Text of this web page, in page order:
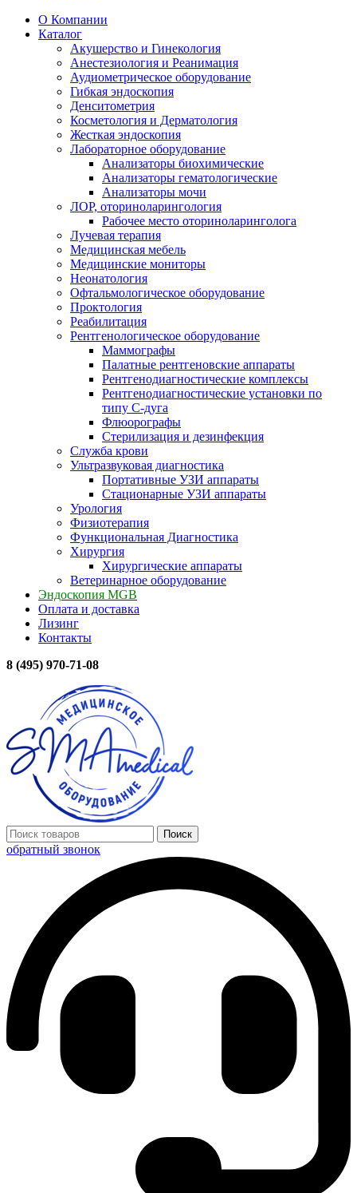
О Компании
Каталог
Акушерство и Гинекология
Анестезиология и Реанимация
Аудиометрическое оборудование
Гибкая эндоскопия
Денситометрия
Косметология и Дерматология
Жесткая эндоскопия
Лабораторное оборудование
Анализаторы биохимические
Анализаторы гематологические
Анализаторы мочи
ЛОР, оториноларингология
Рабочее место оториноларинголога
Лучевая терапия
Медицинская мебель
Медицинские мониторы
Неонатология
Офтальмологическое оборудование
Проктология
Реабилитация
Рентгенологическое оборудование
Маммографы
Палатные рентгеновские аппараты
Рентгенодиагностические комплексы
Рентгенодиагностические установки по
типу С-дуга
Флюорографы
Стерилизация и дезинфекция
Служба крови
Ультразвуковая диагностика
Портативные УЗИ аппараты
Стационарные УЗИ аппараты
Урология
Физиотерапия
Функциональная Диагностика
Хирургия
Хирургические аппараты
Ветеринарное оборудование
Эндоскопия MGB
Оплата и доставка
Лизинг
Контакты
8 (495) 970-71-08
Поиск
обратный звонок